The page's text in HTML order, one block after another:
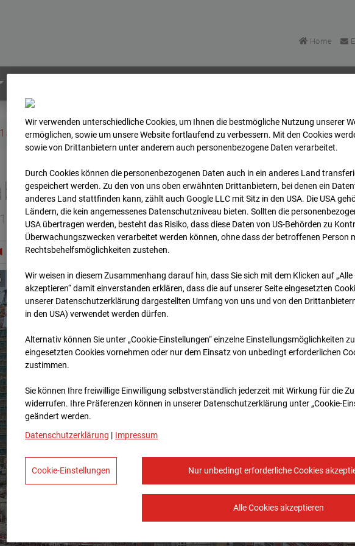
Home
- Strabag - BV-Amsterdam Archiv 2026 04 23 09:00
- BV-Amsterdam
BN Amsterdam
Zur Übersicht
Wir verwenden unterschiedliche Cookies, um Ihnen die best­mögliche Nutzung unserer
ermöglichen, sowie um unsere Website fortlaufend zu verbessern. Mit den Cookies
sowie von Drittanbietern unter anderem auch personenbezogene Daten verarbeitet.
Durch Cookies können die personenbezogenen Daten auch in ein anderes Land
gespeichert werden. Zu den von uns oben erwähnten Drittanbietern, bei denen ein
anderes Land stattfinden kann, zählt auch Google LLC mit Sitz in den USA. Die USA
Ländern, die kein angemessenes Datenschutzniveau bieten. Sollten die
USA übertragen werden, besteht das Risiko, dass diese Daten von US-Behörden zu
Überwachungszwecken verarbeitet werden können, ohne dass der betroffenen Person
Rechtsbehelfsmöglichkeiten zustehen.
Wir weisen in diesem Zusammenhang darauf hin, dass Sie sich mit dem Klicken auf „Alle
akzeptieren“ damit ein­ver­standen erklären, dass die auf unserer Seite eingesetzten
unserer Datenschutzerklärung dargestellten Umfang von uns und von den
in den USA) verwendet werden dürfen.
Alternativ können Sie unter „Cookie-Einstellungen“ einzelne Einstellungsmöglichkeiten
eingesetzten Cookies vornehmen oder nur dem Einsatz von unbedingt erforderlichen
zustimmen.
Sie können Ihre freiwillige Einwilligung selbstverständlich jederzeit mit Wirkung für die
widerrufen. Ihre Prä­fe­renzen können in unserer Datenschutzerklärung unter „Cookie-
geändert werden.
Datenschutzerklärung | Impressum
Nur unbedingt erforderliche Cookies
Alle Cookies akzeptieren
Cookie-Einstellungen